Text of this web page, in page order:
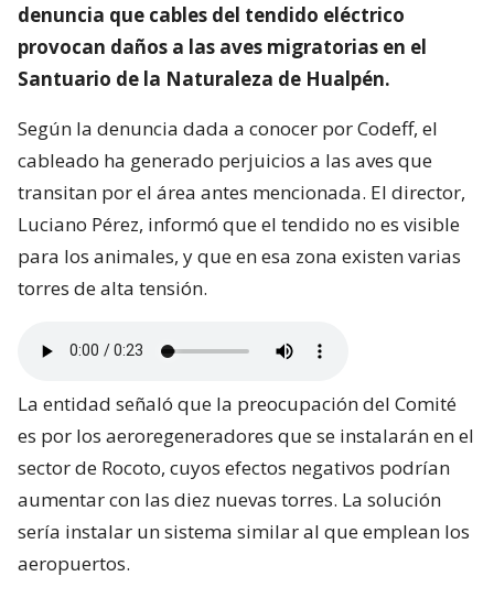
denuncia que cables del tendido eléctrico
provocan daños a las aves migratorias en el
Santuario de la Naturaleza de Hualpén.
Según la denuncia dada a conocer por Codeff, el
cableado ha generado perjuicios a las aves que
transitan por el área antes mencionada. El director,
Luciano Pérez, informó que el tendido no es visible
para los animales, y que en esa zona existen varias
torres de alta tensión.
La entidad señaló que la preocupación del Comité
es por los aeroregeneradores que se instalarán en el
sector de Rocoto, cuyos efectos negativos podrían
aumentar con las diez nuevas torres. La solución
sería instalar un sistema similar al que emplean los
aeropuertos.